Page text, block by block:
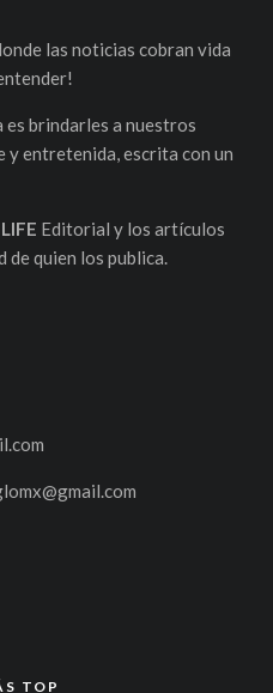
las noticias cobran vida
brindarles a nuestros
entretenida, escrita con un
Editorial y los artículos
de quien los publica.
TOP